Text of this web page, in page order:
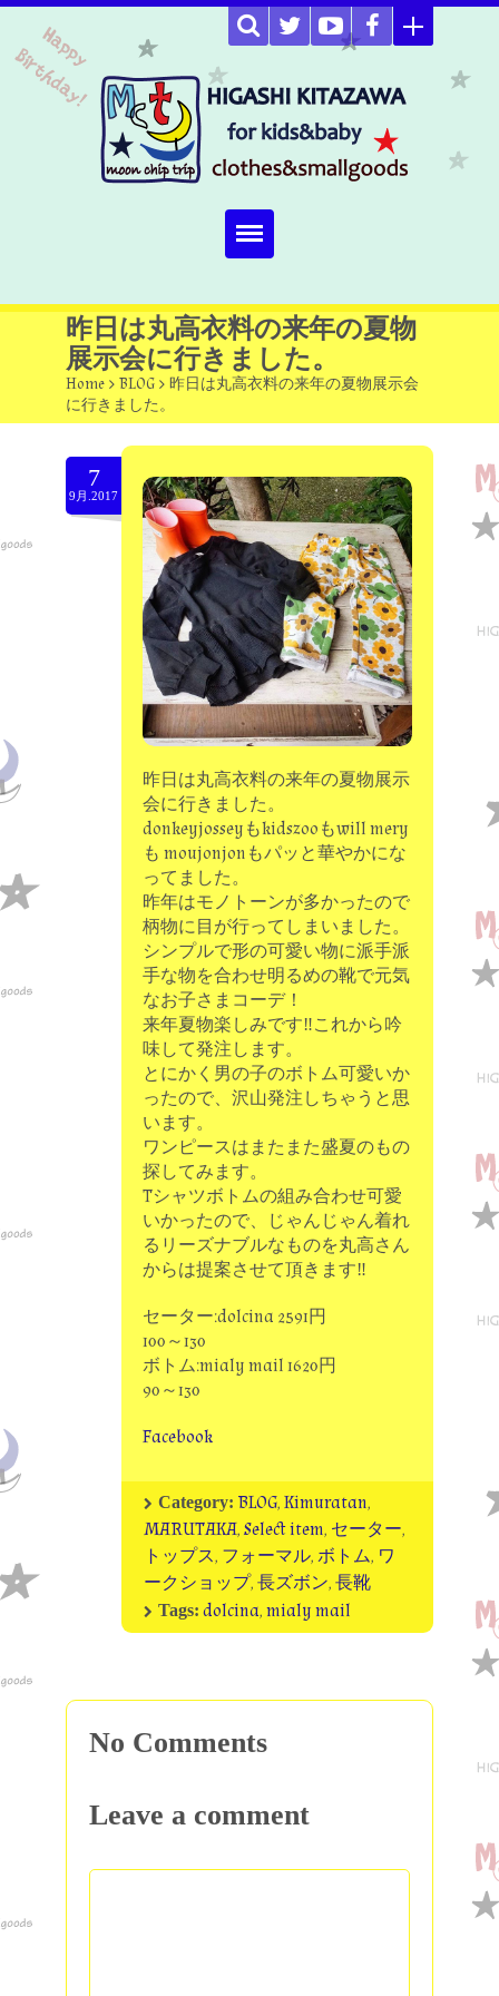
Home
about
Select item
omutucake
moon chip trip original
my account
Store
minna kitchen komeco
contact
昨日は丸高衣料の来年の夏物
展示会に行きました。
Home > BLOG > 昨日は丸高衣料の来年の夏物展示会
に行きました。
7
9月.2017
昨日は丸高衣料の来年の夏物展示
会に行きました。
donkeyjosseyもkidszooもwill mery
も moujonjonもパッと華やかにな
ってました。
昨年はモノトーンが多かったので
柄物に目が行ってしまいました。
シンプルで形の可愛い物に派手派
手な物を合わせ明るめの靴で元気
なお子さまコーデ！
来年夏物楽しみです‼これから吟
味して発注します。
とにかく男の子のボトム可愛いか
ったので、沢山発注しちゃうと思
います。
ワンピースはまたまた盛夏のもの
探してみます。
Tシャツボトムの組み合わせ可愛
いかったので、じゃんじゃん着れ
るリーズナブルなものを丸高さん
からは提案させて頂きます‼
セーター:dolcina 2591円
100～130
ボトム:mialy mail 1620円
90～130
Facebook
Category: BLOG,Kimuratan,
MARUTAKA,Select item, セーター,
トップス, フォーマル,ボトム, ワ
ークショップ,長ズボン,長靴
Tags: dolcina,mialy mail
No Comments
Leave a comment